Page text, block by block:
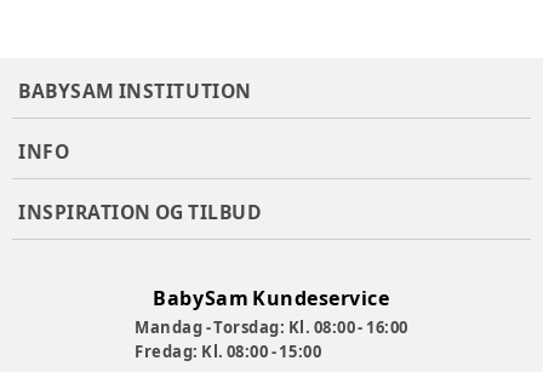
BABYSAM INSTITUTION
INFO
INSPIRATION OG TILBUD
BabySam Kundeservice
Mandag - Torsdag: Kl. 08:00 - 16:00
Fredag: Kl. 08:00 - 15:00